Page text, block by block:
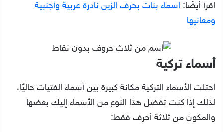
اقرأ أيضًا: اسماء بنات بحرف الزين نادرة عربية وأجنبية
ومعانيها
أسماء تركية
احتلت الأسماء التركية مكانة كبيرة بين أسماء الفتيات حاليًا،
لذلك إذا كنت تفضل هذا النوع من الأسماء إليك بعضها
والمكون من ثلاثة أحرف فقط: